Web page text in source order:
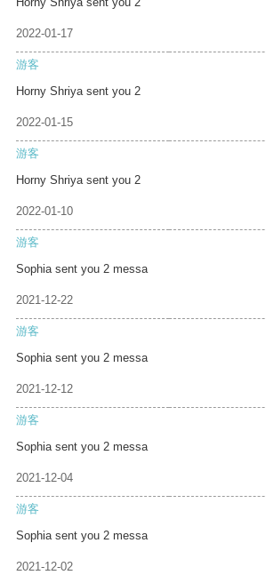
2022-01-17
游客
Horny Shriya sent you 2
2022-01-15
游客
Horny Shriya sent you 2
2022-01-10
游客
Sophia sent you 2 messa
2021-12-22
游客
Sophia sent you 2 messa
2021-12-12
游客
Sophia sent you 2 messa
2021-12-04
游客
Sophia sent you 2 messa
2021-12-02